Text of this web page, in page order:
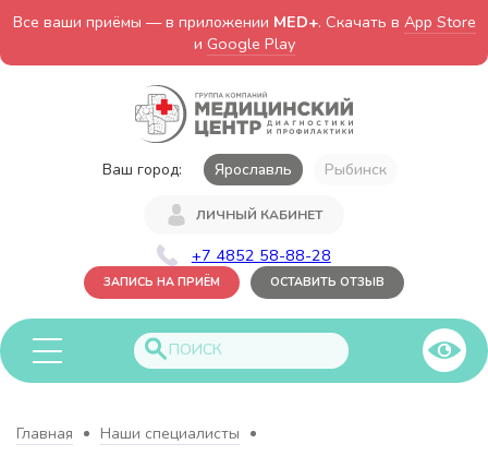
Все ваши приёмы — в приложении MED+. Скачать в App Store
и Google Play
Ваш город: Ярославль Рыбинск
ЛИЧНЫЙ КАБИНЕТ
+7 4852 58-88-28
ЗАПИСЬ НА ПРИЁМ ОСТАВИТЬ ОТЗЫВ
Главная Наши специалисты